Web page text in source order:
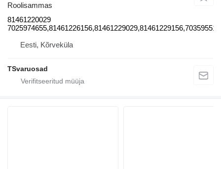
Roolisammas
81461220029
Eesti, Kõrveküla
TSvaruosad